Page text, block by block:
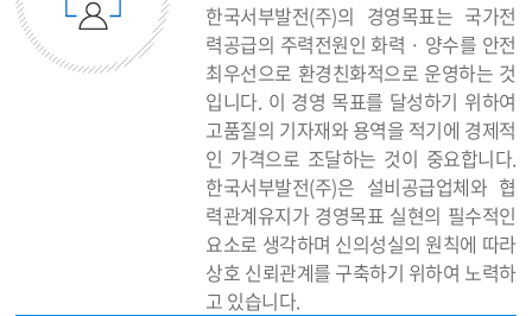
한국서부발전(주)의 경영목표는 국가전
력공급의 주력전원인 화력 · 양수를 안전
최우선으로 환경친화적으로 운영하는 것
입니다. 이 경영 목표를 달성하기 위하여
고품질의 기자재와 용역을 적기에 경제적
인 가격으로 조달하는 것이 중요합니다.
한국서부발전(주)은 설비공급업체와 협
력관계유지가 경영목표 실현의 필수적인
요소로 생각하며 신의성실의 원칙에 따라
상호 신뢰관계를 구축하기 위하여 노력하
고 있습니다.